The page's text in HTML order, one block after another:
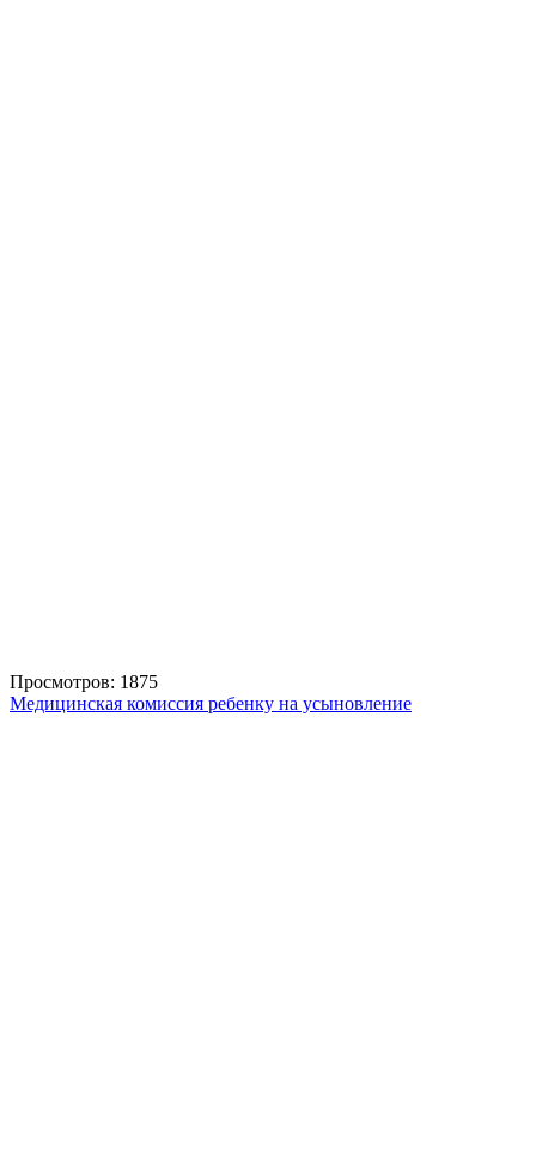
Просмотров: 1875
Медицинская комиссия ребенку на усыновление